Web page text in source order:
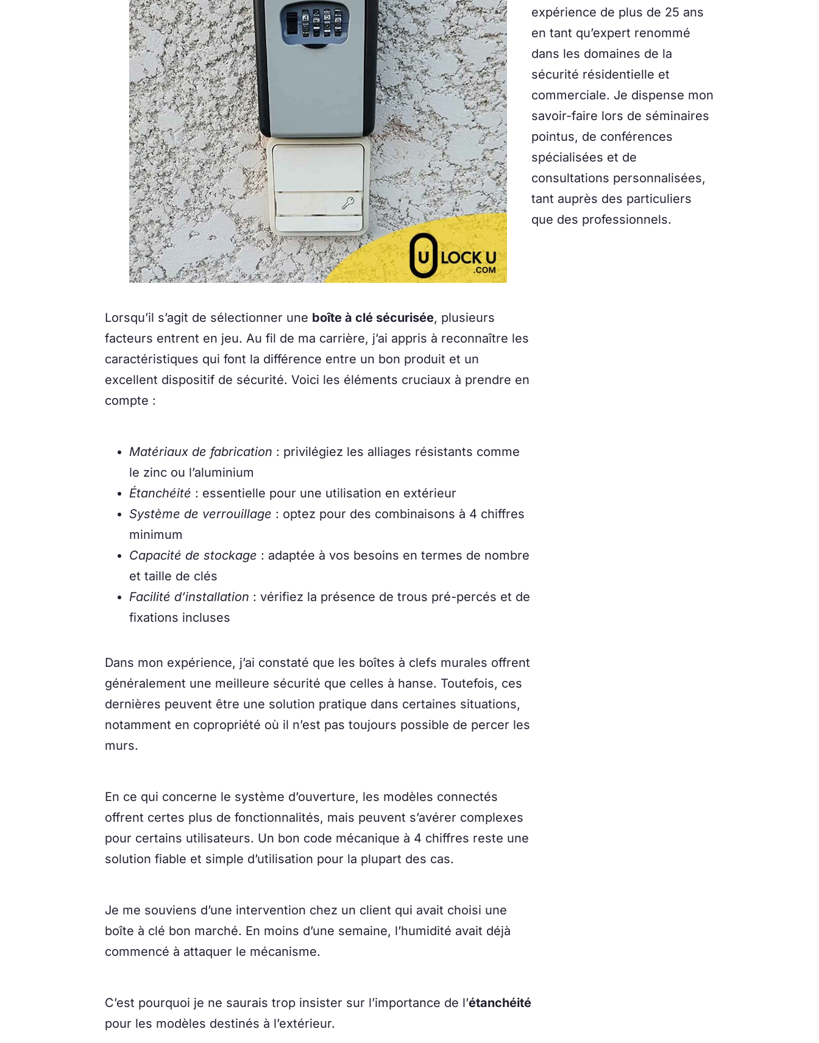
Lorsqu’il s’agit de sélectionner une boîte à clé sécurisée, plusieurs
facteurs entrent en jeu. Au fil de ma carrière, j’ai appris à reconnaître les
caractéristiques qui font la différence entre un bon produit et un
excellent dispositif de sécurité. Voici les éléments cruciaux à prendre en
compte :
Matériaux de fabrication : privilégiez les alliages résistants comme
le zinc ou l’aluminium
Étanchéité : essentielle pour une utilisation en extérieur
Système de verrouillage : optez pour des combinaisons à 4 chiffres
minimum
Capacité de stockage : adaptée à vos besoins en termes de nombre
et taille de clés
Facilité d’installation : vérifiez la présence de trous pré-percés et de
fixations incluses
Dans mon expérience, j’ai constaté que les boîtes à clefs murales offrent
généralement une meilleure sécurité que celles à hanse. Toutefois, ces
dernières peuvent être une solution pratique dans certaines situations,
notamment en copropriété où il n’est pas toujours possible de percer les
murs.
En ce qui concerne le système d’ouverture, les modèles connectés
offrent certes plus de fonctionnalités, mais peuvent s’avérer complexes
pour certains utilisateurs. Un bon code mécanique à 4 chiffres reste une
solution fiable et simple d’utilisation pour la plupart des cas.
Je me souviens d’une intervention chez un client qui avait choisi une
boîte à clé bon marché. En moins d’une semaine, l’humidité avait déjà
commencé à attaquer le mécanisme.
C’est pourquoi je ne saurais trop insister sur l’importance de l’étanchéité
pour les modèles destinés à l’extérieur.
expérience de plus de 25 ans
en tant qu’expert renommé
dans les domaines de la
sécurité résidentielle et
commerciale. Je dispense mon
savoir-faire lors de séminaires
pointus, de conférences
spécialisées et de
consultations personnalisées,
tant auprès des particuliers
que des professionnels.